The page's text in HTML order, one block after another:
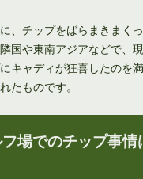
、チップをばらまきまくっ
国や東南アジアなどで、
キャディが狂喜したのを
たものです。
場でのチップ事